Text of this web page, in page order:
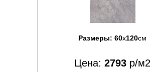
Размеры: 60x120см
Цена: 2793 р/м2